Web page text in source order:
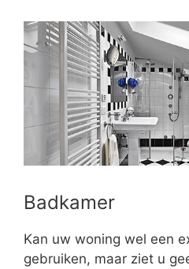
Badkamer
Kan uw woning wel een
gebruiken, maar ziet u